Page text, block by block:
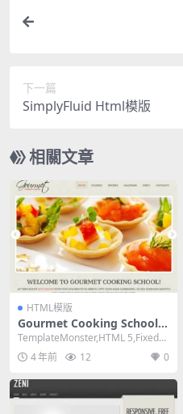
下一篇
SimplyFluid Html模版
相關文章
HTML模版
Gourmet Cooking School
Html模版
TemplateMonster,HTML 5,Fixed
Width, 2 Co...
4 年前 12 0